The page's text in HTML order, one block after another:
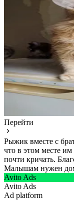
Перейти
Рыжик вместе с
что в этом месте
почти кричать.
Малышам нужен
Avito Ads
Avito Ads
Ad platform